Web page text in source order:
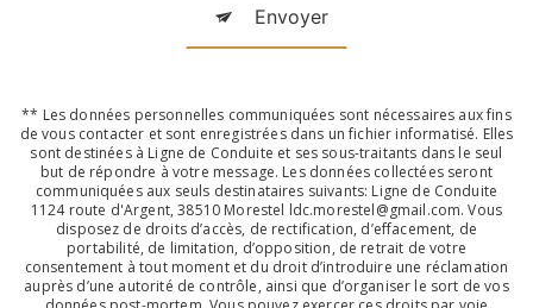
Envoyer
** Les données personnelles communiquées sont nécessaires aux fins
de vous contacter et sont enregistrées dans un fichier informatisé. Elles
sont destinées à Ligne de Conduite et ses sous-traitants dans le seul
but de répondre à votre message. Les données collectées seront
communiquées aux seuls destinataires suivants: Ligne de Conduite
1124 route d'Argent, 38510 Morestel ldc.morestel@gmail.com. Vous
disposez de droits d’accès, de rectification, d’effacement, de
portabilité, de limitation, d’opposition, de retrait de votre
consentement à tout moment et du droit d’introduire une réclamation
auprès d’une autorité de contrôle, ainsi que d’organiser le sort de vos